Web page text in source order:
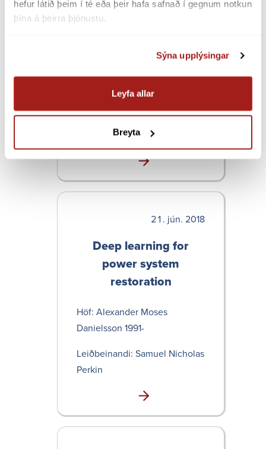
hefur látið þeim í té eða þeir hafa safnað í gegnum notkun
þína á þeirra þjónustu.
Sýna upplýsingar
Leyfa allar
Breyta
Modelling consumer
load in Iceland
Höf: Czock, Berit Hanna, 1993-
Leið­bein­andi: Samuel Nicholas
jún. 2018
Deep learning for
power system
restoration
Höf: Alex­ander Moses
Danielsson 1991-
Leið­bein­andi: Samuel Nicholas
Perkin